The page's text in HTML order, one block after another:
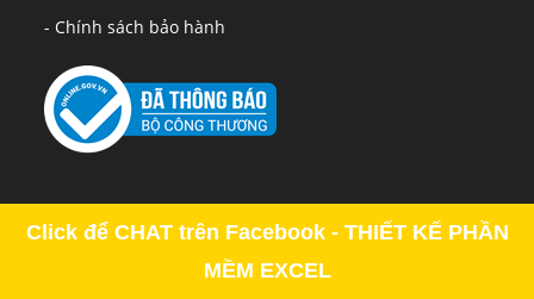
- Chính sách bảo hành
Copyright - OceanWP Theme by OceanWP
Click để CHAT trên Facebook - THIẾT KẾ PHẦN
MỀM EXCEL